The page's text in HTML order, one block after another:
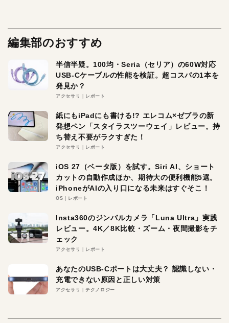
編集部のおすすめ
半信半疑。100均・Seria（セリア）の60W対応
USB-Cケーブルの性能を検証。超コスパの1本を
発見か？
アクセサリ レポート
紙にもiPadにも書ける!? エレコム×ゼブラの新
発想ペン「スタイラスツーウェイ」レビュー。持
ち替え不要がラクすぎた！
アクセサリ レポート
iOS 27（ベータ版）を試す。Siri AI、ショート
カットの自動作成ほか、期待大の便利機能5選。
iPhoneがAIの入り口になる未来はすぐそこ！
OS レポート
Insta360のジンバルカメラ「Luna Ultra」実践
レビュー。4K／8K比較・ズーム・夜間撮影をチ
ェック
アクセサリ レポート
あなたのUSB-Cポートは大丈夫？ 認識しない・
充電できない原因と正しい対策
アクセサリ テクノロジー